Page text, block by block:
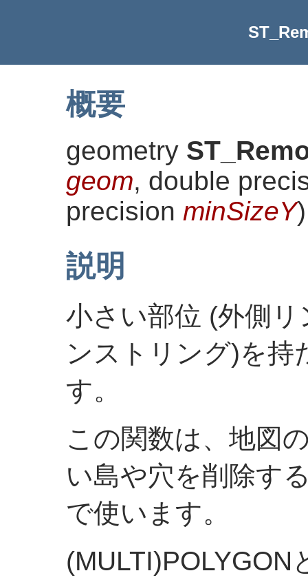
概要
geometry
geom, double
precision minSizeY)
説明
小さい部位 (外側
ンストリング)を持
す。
この関数は、地図
い島や穴を削除す
で使います。
(MULTI)POLYGON